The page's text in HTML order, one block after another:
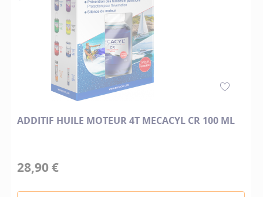
ADDITIF HUILE MOTEUR 4T MECACYL CR 100 ML
28,90 €